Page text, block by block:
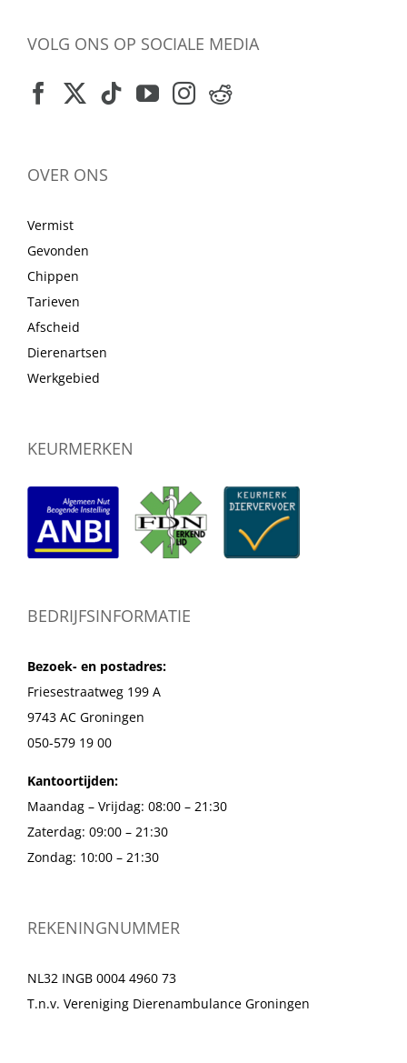
VOLG ONS OP SOCIALE MEDIA
OVER ONS
Vermist
Gevonden
Chippen
Tarieven
Afscheid
Dierenartsen
Werkgebied
KEURMERKEN
BEDRIJFSINFORMATIE
Bezoek- en postadres:
Friesestraatweg 199 A
9743 AC Groningen
050-579 19 00
Kantoortijden:
Maandag – Vrijdag: 08:00 – 21:30
Zaterdag: 09:00 – 21:30
Zondag: 10:00 – 21:30
REKENINGNUMMER
NL32 INGB 0004 4960 73
T.n.v. Vereniging Dierenambulance Groningen